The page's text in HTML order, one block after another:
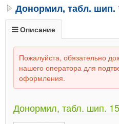
Донормил, табл. шип.
Описание
Пожалуйста, обязательно
нашего оператора для
оформления.
Донормил, табл. шип.